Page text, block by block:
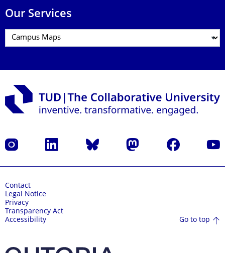
Our Services
Instagram LinkedIn Bluesky Mastodon Facebook
Contact
Legal Notice
Privacy
Transparency Act
Accessibility
Go to top